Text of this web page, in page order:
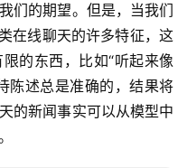
们的期望。但是，当我们
在线聊天的许多特征，这
的东西，比如“听起来像
陈述总是准确的，结果将
的新闻事实可以从模型中